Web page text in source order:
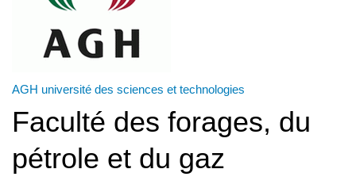
AGH université des sciences et technologies
Faculté des forages, du
pétrole et du gaz